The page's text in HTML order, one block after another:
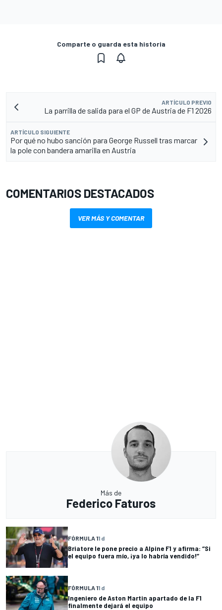
Comparte o guarda esta historia
ARTÍCULO PREVIO
La parrilla de salida para el GP de Austria de F1 2026
ARTÍCULO SIGUIENTE
Por qué no hubo sanción para George Russell tras marcar
la pole con bandera amarilla en Austria
COMENTARIOS DESTACADOS
VER MÁS Y COMENTAR
Más de
Federico Faturos
FÓRMULA 11 d
Briatore le pone precio a Alpine F1 y afirma: “Si
el equipo fuera mío, ¡ya lo habría vendido!”
FÓRMULA 11 d
Ingeniero de Aston Martin apartado de la F1
finalmente dejará el equipo